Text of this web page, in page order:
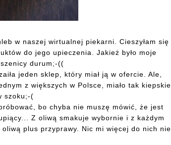
w naszej wirtualnej piekarni. Cieszyłam się
do jego upieczenia. Jakież było moje
durum;-((
jeden sklep, który miał ją w ofercie. Ale,
z większych w Polsce, miało tak kiepskie
szoku;-(
bo chyba nie muszę mówić, że jest
Z oliwą smakuje wybornie i z każdym
plus przyprawy. Nic mi więcej do nich nie